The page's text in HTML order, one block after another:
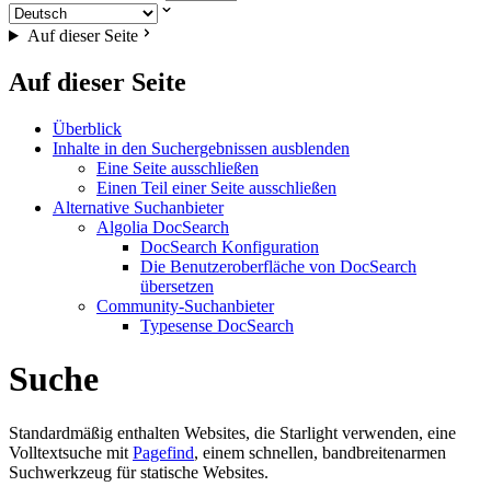
Auf dieser Seite
Auf dieser Seite
Überblick
Inhalte in den Suchergebnissen ausblenden
Eine Seite ausschließen
Einen Teil einer Seite ausschließen
Alternative Suchanbieter
Algolia DocSearch
DocSearch Konfiguration
Die Benutzeroberfläche von DocSearch
übersetzen
Community-Suchanbieter
Typesense DocSearch
Suche
Standardmäßig enthalten Websites, die Starlight verwenden, eine
Volltextsuche mit Pagefind, einem schnellen, bandbreitenarmen
Suchwerkzeug für statische Websites.